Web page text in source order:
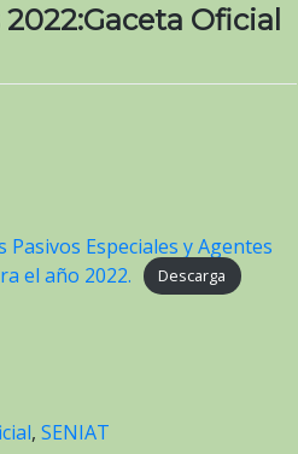
Oficial
Especiales y Agentes
el año 2022.
Descarga
, SENIAT